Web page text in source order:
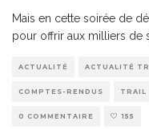
Mais en cette soirée de
pour offrir aux milliers de
ACTUALITÉ ACTUALITÉ
COMPTES-RENDUS TRAIL
0 COMMENTAIRE 155